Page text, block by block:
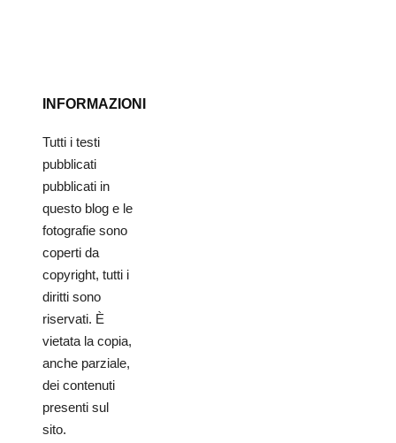
INFORMAZIONI
Tutti i testi
pubblicati
pubblicati in
questo blog e le
fotografie sono
coperti da
copyright, tutti i
diritti sono
riservati. È
vietata la copia,
anche parziale,
dei contenuti
presenti sul
sito.